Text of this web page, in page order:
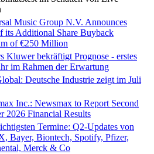
Music Group N.V. Announces
its Additional Share Buyback
of €250 Million
Kluwer bekräftigt Prognose - erstes
im Rahmen der Erwartung
Deutsche Industrie zeigt im Juli
Inc.: Newsmax to Report Second
2026 Financial Results
Termine: Q2-Updates von
Bayer, Biontech, Spotify, Pfizer,
Merck & Co